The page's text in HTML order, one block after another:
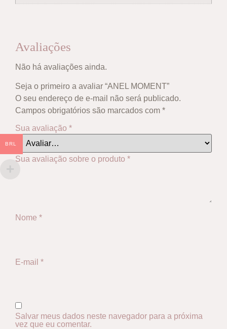
Avaliações
Não há avaliações ainda.
Seja o primeiro a avaliar “ANEL MOMENT”
O seu endereço de e-mail não será publicado.
Campos obrigatórios são marcados com *
Sua avaliação *
Sua avaliação sobre o produto *
Nome *
E-mail *
Salvar meus dados neste navegador para a próxima
vez que eu comentar.
BRL